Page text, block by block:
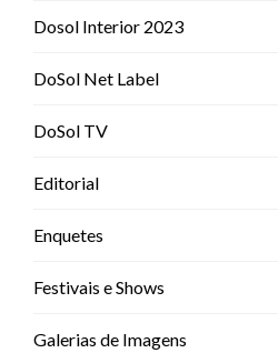
Dosol Interior 2023
DoSol Net Label
DoSol TV
Editorial
Enquetes
Festivais e Shows
Galerias de Imagens